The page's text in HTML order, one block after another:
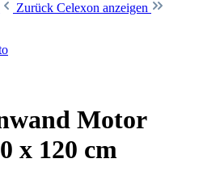
Zurück Celexon anzeigen
Motor
x 120 cm